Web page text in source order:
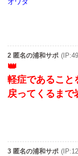
2 匿名の浦和サポ
軽症であること
戻ってくるまで
3 匿名の浦和サポ